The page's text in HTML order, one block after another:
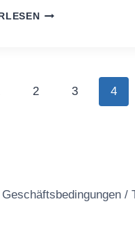
THOMAS
2 3 4
/